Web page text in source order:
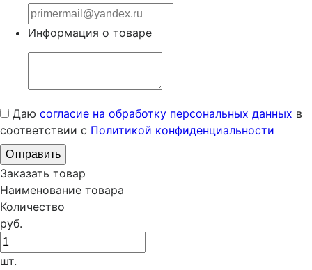
Информация о товаре
Даю согласие на обработку персональных данных в
соответствии с Политикой конфиденциальности
Заказать товар
Наименование товара
Количество
руб.
шт.